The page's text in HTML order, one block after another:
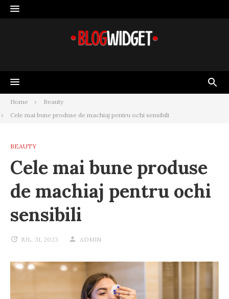
Skip
to
Home
Beauty
Cele mai bune produse de machiaj pentru ochi sensibili
BEAUTY
Cele mai bune produse
de machiaj pentru ochi
sensibili
IUL. 31, 2023 ADMIN